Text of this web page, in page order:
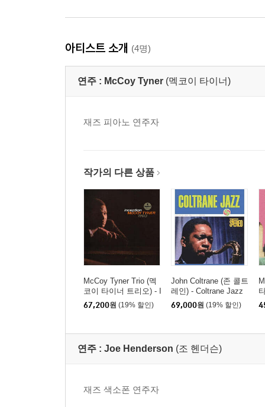
아티스트 소개 (4명)
연주 : McCoy Tyner (멕코이 타이너)
재즈 피아노 연주자
작가의 다른 상품
McCoy Tyner Trio (멕
코이 타이너 트리오) - I
nception [LP]
67,200원 (19% 할인)
John Coltrane (존 콜트
레인) - Coltrane Jazz
[SACD Hybrid]
69,000원 (19% 할인)
연주 : Joe Henderson (조 헨더슨)
재즈 색소폰 연주자